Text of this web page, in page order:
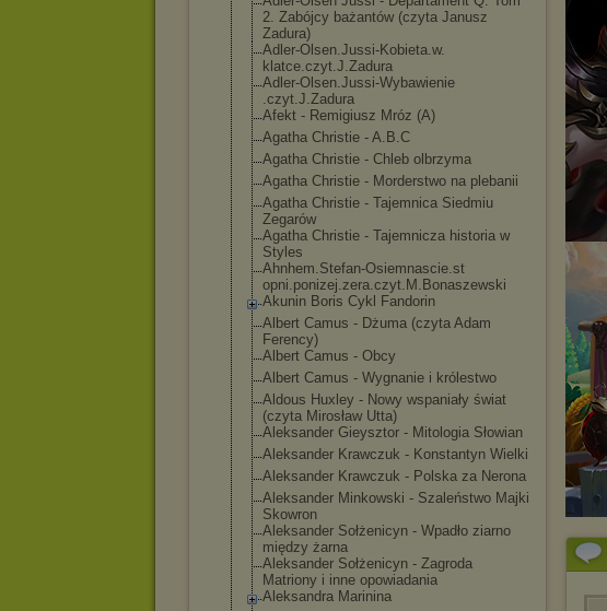
2. Zabójcy bażantów (czyta Janusz
Zadura)
Adler-Olsen.Jussi-Kobieta.w.
klatce.czyt.J.Zadura
Adler-Olsen.Jussi-Wybawienie
.czyt.J.Zadura
Afekt - Remigiusz Mróz (A)
Agatha Christie - A.B.C
Agatha Christie - Chleb olbrzyma
Agatha Christie - Morderstwo na plebanii
Agatha Christie - Tajemnica Siedmiu
Zegarów
Agatha Christie - Tajemnicza historia w
Styles
Ahnhem.Stefan-Osiemnascie.st
opni.ponizej.zera.czyt.M.Bonaszewski
Akunin Boris Cykl Fandorin
Albert Camus - Dżuma (czyta Adam
Ferency)
Albert Camus - Obcy
Albert Camus - Wygnanie i królestwo
Aldous Huxley - Nowy wspaniały świat
(czyta Mirosław Utta)
Aleksander Gieysztor - Mitologia Słowian
Aleksander Krawczuk - Konstantyn Wielki
Aleksander Krawczuk - Polska za Nerona
Aleksander Minkowski - Szaleństwo Majki
Skowron
Aleksander Sołżenicyn - Wpadło ziarno
między żarna
Aleksander Sołżenicyn - Zagroda
Matriony i inne opowiadania
Aleksandra Marinina